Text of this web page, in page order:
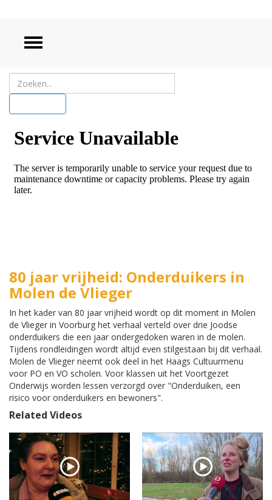
80 jaar vrijheid: Onderduikers in
Molen de Vlieger
In het kader van 80 jaar vrijheid wordt op dit moment in Molen
de Vlieger in Voorburg het verhaal verteld over drie Joodse
onderduikers die een jaar ondergedoken waren in de molen.
Tijdens rondleidingen wordt altijd even stilgestaan bij dit verhaal.
Molen de Vlieger neemt ook deel in het Haags Cultuurmenu
voor PO en VO scholen. Voor klassen uit het Voortgezet
Onderwijs worden lessen verzorgd over "Onderduiken, een
risico voor onderduikers en bewoners".
Related Videos